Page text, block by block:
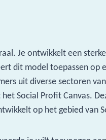
Je ontwikkelt een
dit model toepassen op
uit diverse sectoren
Social Profit Canvas.
op het gebied van